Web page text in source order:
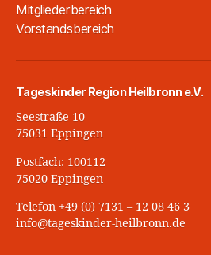
Mitgliederbereich
Vorstandsbereich
Tageskinder Region Heilbronn e.V.
Seestraße 10
75031 Eppingen
Postfach: 100112
75020 Eppingen
Telefon +49 (0) 7131 – 12 08 46 3
info@tageskinder-heilbronn.de